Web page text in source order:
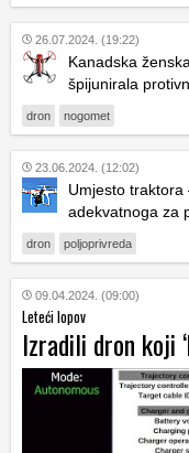
26.07.2024. (19:22)
Kanadska
špijunirala
dron nogomet
23.06.2024. (12:02)
Umjesto traktora
adekvatnoga za
dron poljoprivreda
09.04.2024. (09:00)
Leteći lopov
Izradili dron koji